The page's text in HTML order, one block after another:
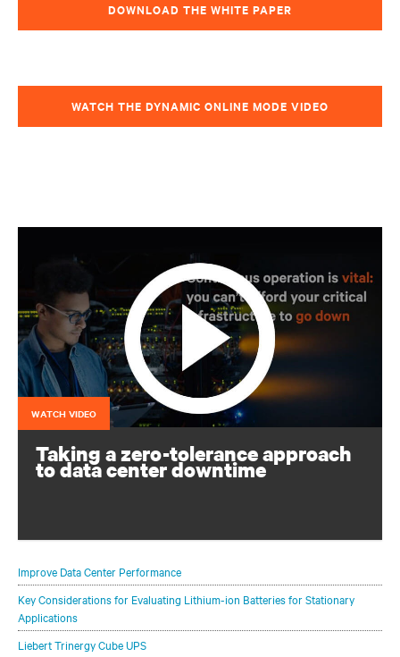
DOWNLOAD THE WHITE PAPER
WATCH THE DYNAMIC ONLINE MODE VIDEO
WATCH VIDEO
Taking a zero-tolerance approach
to data center downtime
Improve Data Center Performance
Key Considerations for Evaluating Lithium-ion Batteries for Stationary
Applications
Liebert Trinergy Cube UPS